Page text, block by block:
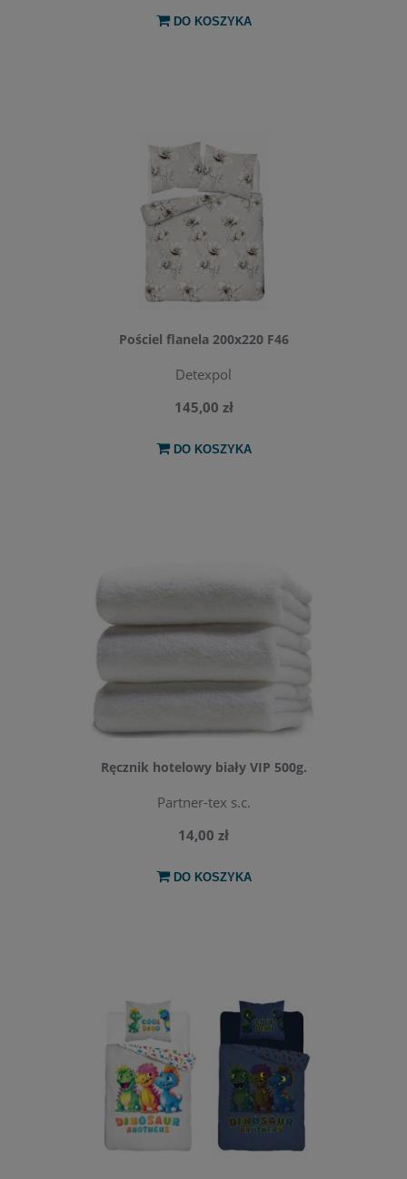
DO KOSZYKA
Pościel flanela 200x220 F46
Detexpol
145,00 zł
DO KOSZYKA
Ręcznik hotelowy biały VIP 500g.
Partner-tex s.c.
14,00 zł
DO KOSZYKA